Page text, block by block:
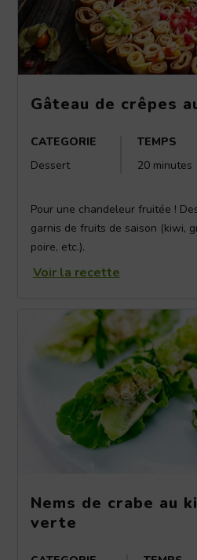
Gâteau de crêpes
CATEGORIE
Dessert
TEMPS
20 minutes
Pour une chandeleur fruitée !
garnis de fruits de saison (kiwi,
poire, etc.).
Voir la recette
Nems de crabe au
verte